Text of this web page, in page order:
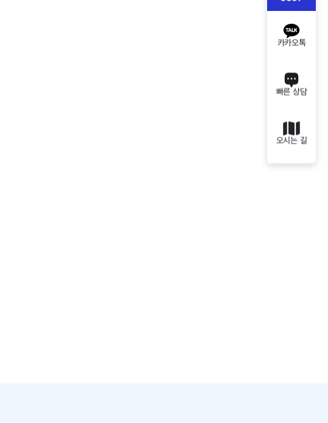
카카오톡
빠른 상담
오시는 길